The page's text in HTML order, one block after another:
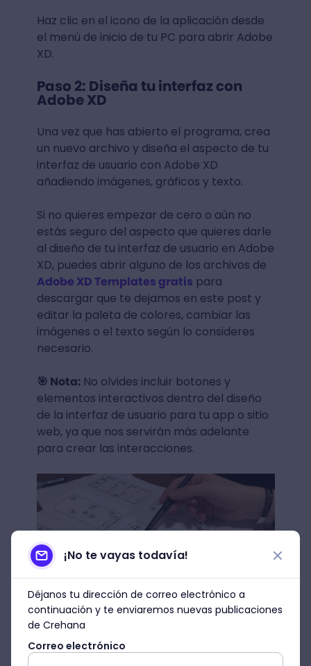
Haz clic en el icono de la aplicación desde
el menú de inicio de tu PC para abrir Adobe
XD.
Paso 2: Diseña tu interfaz con
Adobe XD
Una vez que has abierto el programa, crea
un nuevo archivo y diseña el aspecto de tu
interfaz de usuario con Adobe XD
añadiendo imágenes, gráficos y texto.
Si no quieres empezar de cero o aún no
estás seguro del aspecto que quieres darle
al diseño de tu interfaz de usuario en Adobe
XD, puedes abrir alguno de los archivos de
Adobe XD Templates gratis para
descargar que te dejamos en este post y
editar la paleta de colores, cambiar las
imágenes o el texto según lo consideres
necesario.
🎯 Nota: No olvides incluir botones y
elementos interactivos dentro del diseño
de la interfaz de usuario para tu app o sitio
web, ya que nos servirán más adelante
para crear las interacciones.
¡No te vayas todavía!
Déjanos tu dirección de correo electrónico a
continuación y te enviaremos nuevas publicaciones
de Crehana
Correo electrónico